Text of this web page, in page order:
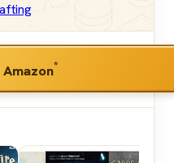
Amazon*